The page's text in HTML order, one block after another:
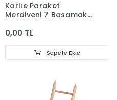
Karlıe Paraket
Merdiveni 7 Basamaklı
0,00 TL
Sepete Ekle